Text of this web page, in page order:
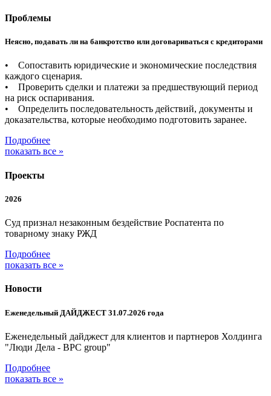
Проблемы
Неясно, подавать ли на банкротство или договариваться с кредиторами
• Сопоставить юридические и экономические последствия
каждого сценария.
• Проверить сделки и платежи за предшествующий период
на риск оспаривания.
• Определить последовательность действий, документы и
доказательства, которые необходимо подготовить заранее.
Подробнее
показать все »
Проекты
2026
Суд признал незаконным бездействие Роспатента по
товарному знаку РЖД
Подробнее
показать все »
Новости
Еженедельный ДАЙДЖЕСТ 31.07.2026 года
Еженедельный дайджест для клиентов и партнеров Холдинга
"Люди Дела - BPC group"
Подробнее
показать все »